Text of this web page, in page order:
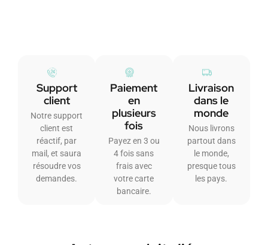
Support
client
Notre support
client est
réactif, par
mail, et saura
résoudre vos
demandes.
Paiement
en
plusieurs
fois
Payez en 3 ou
4 fois sans
frais avec
votre carte
bancaire.
Livraison
dans le
monde
Nous livrons
partout dans
le monde,
presque tous
les pays.